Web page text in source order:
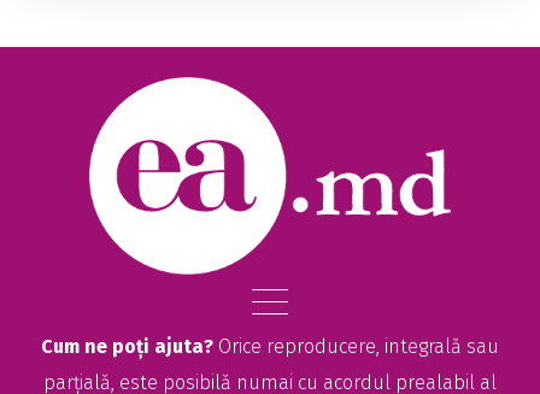
Cum ne poți ajuta? Orice reproducere, integrală sau
parțială, este posibilă numai cu acordul prealabil al